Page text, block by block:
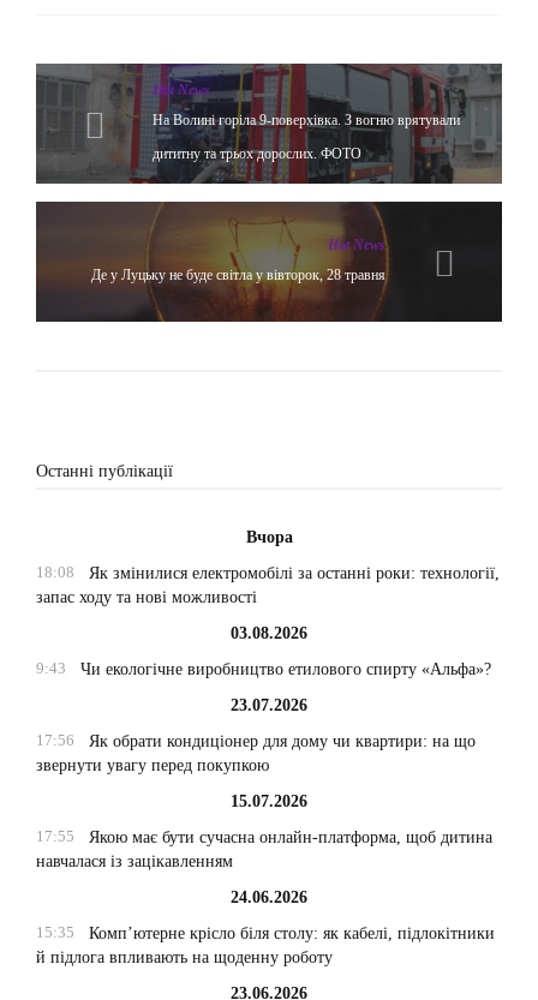
Hot News
На Волині горіла 9-поверхівка. З вогню врятували
дититну та трьох дорослих. ФОТО
Hot News
Де у Луцьку не буде світла у вівторок, 28 травня
Останні публікації
Вчора
18:08
Як змінилися електромобілі за останні роки: технології,
запас ходу та нові можливості
03.08.2026
9:43
Чи екологічне виробництво етилового спирту «Альфа»?
23.07.2026
17:56
Як обрати кондиціонер для дому чи квартири: на що
звернути увагу перед покупкою
15.07.2026
17:55
Якою має бути сучасна онлайн-платформа, щоб дитина
навчалася із зацікавленням
24.06.2026
15:35
Комп’ютерне крісло біля столу: як кабелі, підлокітники
й підлога впливають на щоденну роботу
23.06.2026